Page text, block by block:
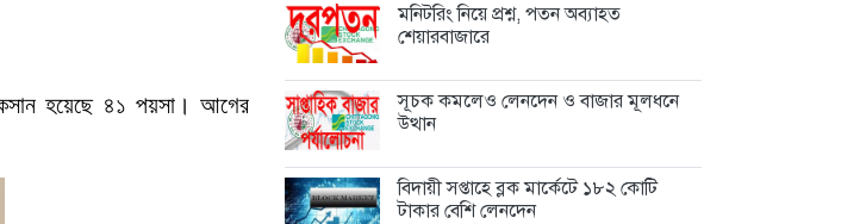
হয়েছে ৪১ পয়সা। আগের
মনিটরিং নিয়ে প্রশ্ন, পতন অব্যাহত
শেয়ারবাজারে
সূচক কমলেও লেনদেন ও বাজার মূলধনে
উত্থান
বিদায়ী সপ্তাহে ব্লক মার্কেটে ১৮২ কোটি
টাকার বেশি লেনদেন